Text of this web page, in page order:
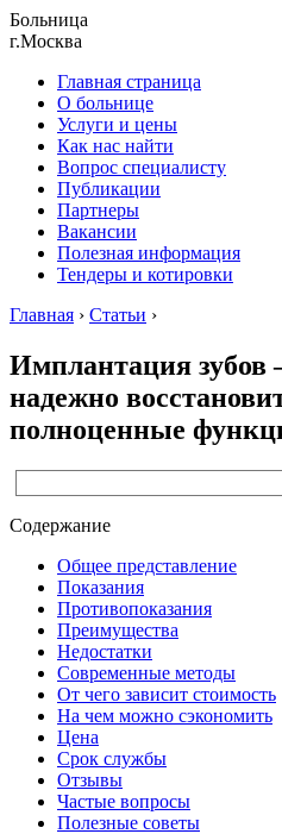
Больница
г.Москва
Главная страница
О больнице
Услуги и цены
Как нас найти
Вопрос специалисту
Публикации
Партнеры
Вакансии
Полезная информация
Тендеры и котировки
Главная › Статьи ›
Имплантация зубов
надежно
полноценные
Содержание
Общее представление
Показания
Противопоказания
Преимущества
Недостатки
Современные методы
От чего зависит стоимость
На чем можно сэкономить
Цена
Срок службы
Отзывы
Частые вопросы
Полезные советы